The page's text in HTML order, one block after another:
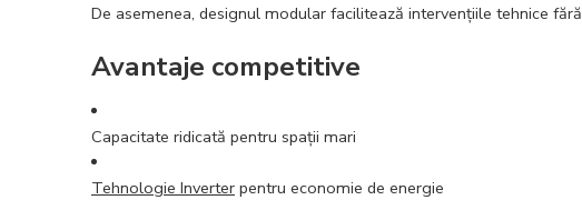
De asemenea, designul modular facilitează intervențiile tehnice fără
Avantaje competitive
Capacitate ridicată pentru spații mari
Tehnologie Inverter pentru economie de energie